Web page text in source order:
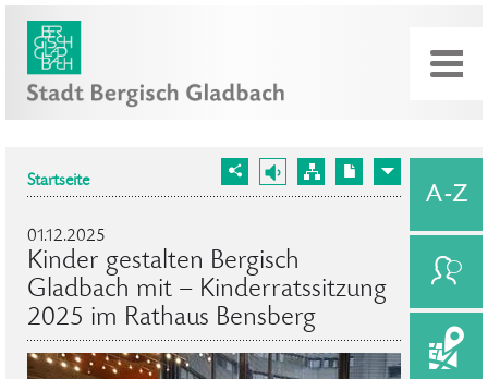
Startseite
01.12.2025
Kinder gestalten Bergisch
Gladbach mit – Kinderratssitzung
2025 im Rathaus Bensberg